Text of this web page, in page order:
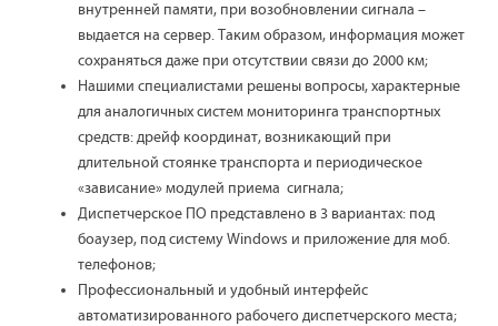
внутренней памяти, при возобновлении сигнала –
выдается на сервер. Таким образом, информация может
сохраняться даже при отсутствии связи до 2000 км;
Нашими специалистами решены вопросы, характерные
для аналогичных систем мониторинга транспортных
средств: дрейф координат, возникающий при
длительной стоянке транспорта и периодическое
«зависание» модулей приема сигнала;
Диспетчерское ПО представлено в 3 вариантах: под
боаузер, под систему Windows и приложение для моб.
телефонов;
Профессиональный и удобный интерфейс
автоматизированного рабочего диспетчерского места;